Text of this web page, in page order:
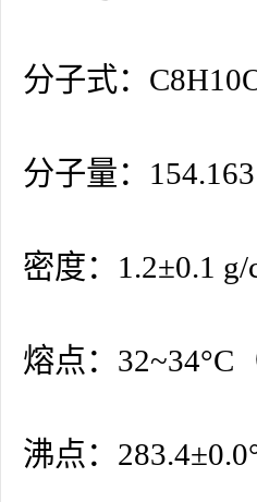
分子式：
分子量：154.163
密度：1.2±0.1
熔点：32~34°C
沸点：